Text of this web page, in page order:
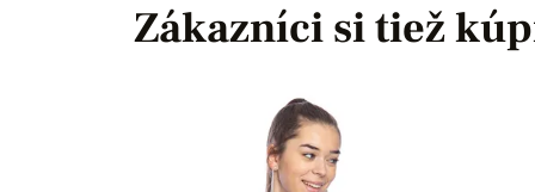
Zákazníci si tiež